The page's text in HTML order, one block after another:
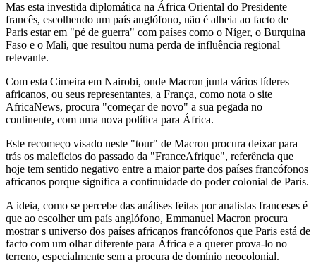
Mas esta investida diplomática na África Oriental do Presidente
francês, escolhendo um país anglófono, não é alheia ao facto de
Paris estar em "pé de guerra" com países como o Níger, o Burquina
Faso e o Mali, que resultou numa perda de influência regional
relevante.
Com esta Cimeira em Nairobi, onde Macron junta vários líderes
africanos, ou seus representantes, a França, como nota o site
AfricaNews, procura "começar de novo" a sua pegada no
continente, com uma nova política para África.
Este recomeço visado neste "tour" de Macron procura deixar para
trás os malefícios do passado da "FranceAfrique", referência que
hoje tem sentido negativo entre a maior parte dos países francófonos
africanos porque significa a continuidade do poder colonial de Paris.
A ideia, como se percebe das análises feitas por analistas franceses é
que ao escolher um país anglófono, Emmanuel Macron procura
mostrar s universo dos países africanos francófonos que Paris está de
facto com um olhar diferente para África e a querer prova-lo no
terreno, especialmente sem a procura de domínio neocolonial.